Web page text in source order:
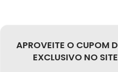
APROVEITE O CUPOM
EXCLUSIVO NO